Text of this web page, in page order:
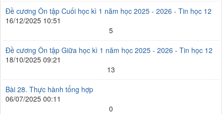
Đề cương Ôn tập Cuối học kì 1 năm học 2025 - 2026 - Tin học 12
16/12/2025 10:51
5
Đề cương Ôn tập Giữa học kì 1 năm học 2025 - 2026 - Tin học 12
18/10/2025 09:21
13
Bài 28. Thực hành tổng hợp
06/07/2025 00:11
0